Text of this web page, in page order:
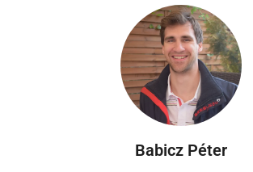
Babicz Péter